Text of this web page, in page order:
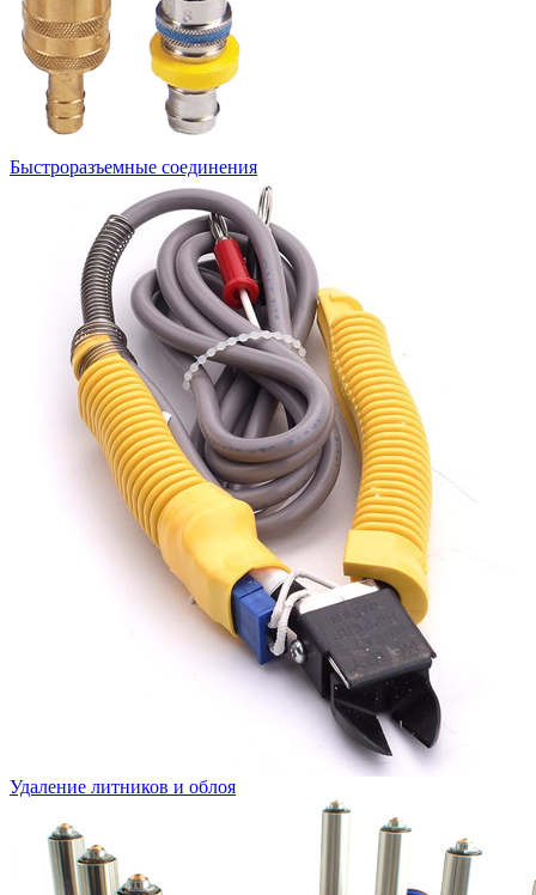
Быстроразъемные соединения
Удаление литников и облоя